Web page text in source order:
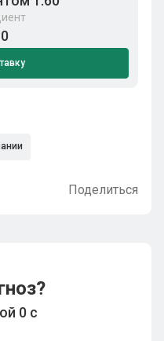
Поделиться
0 с